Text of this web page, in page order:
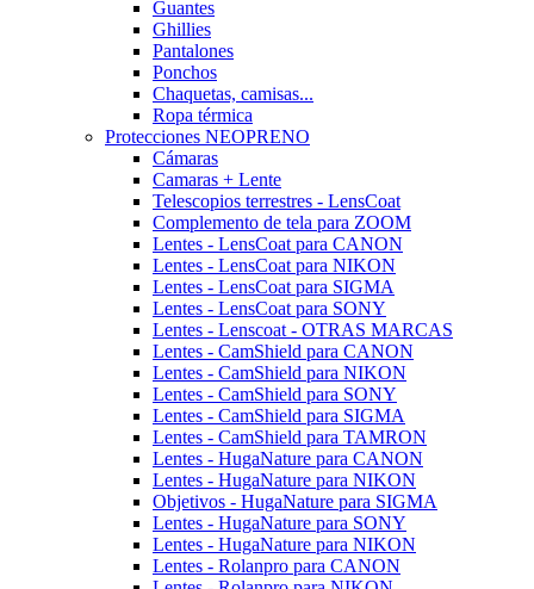
Guantes
Ghillies
Pantalones
Ponchos
Chaquetas, camisas...
Ropa térmica
Protecciones NEOPRENO
Cámaras
Camaras + Lente
Telescopios terrestres - LensCoat
Complemento de tela para ZOOM
Lentes - LensCoat para CANON
Lentes - LensCoat para NIKON
Lentes - LensCoat para SIGMA
Lentes - LensCoat para SONY
Lentes - Lenscoat - OTRAS MARCAS
Lentes - CamShield para CANON
Lentes - CamShield para NIKON
Lentes - CamShield para SONY
Lentes - CamShield para SIGMA
Lentes - CamShield para TAMRON
Lentes - HugaNature para CANON
Lentes - HugaNature para NIKON
Objetivos - HugaNature para SIGMA
Lentes - HugaNature para SONY
Lentes - HugaNature para NIKON
Lentes - Rolanpro para CANON